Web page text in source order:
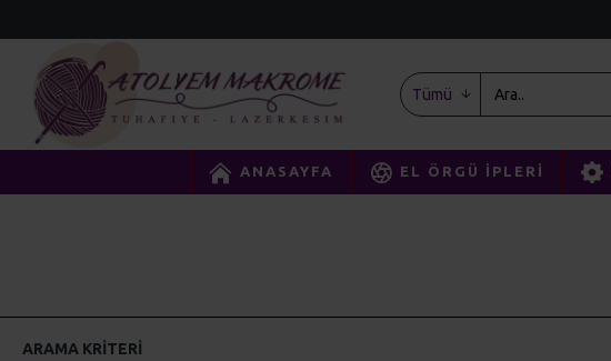
Tümü
ANASAYFA EL ÖRGÜ İPLERI
ARAMA KRITERI